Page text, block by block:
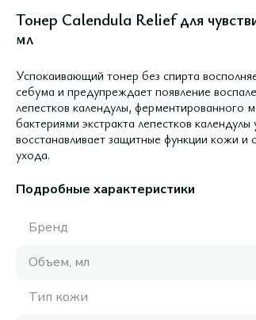
Тонер Calendula Relief для
мл
Успокаивающий тонер без спирта
себума и предупреждает появление
лепестков календулы, ферментированного
бактериями экстракта лепестков
восстанавливает защитные функции кожи
ухода.
Подробные характеристики
Бренд
Объем, мл
Тип кожи